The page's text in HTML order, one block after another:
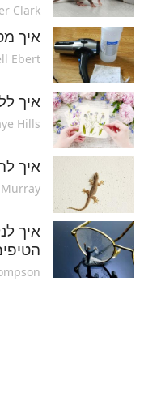
Clark
איך
Ebert
איך
Hills
איך
איך